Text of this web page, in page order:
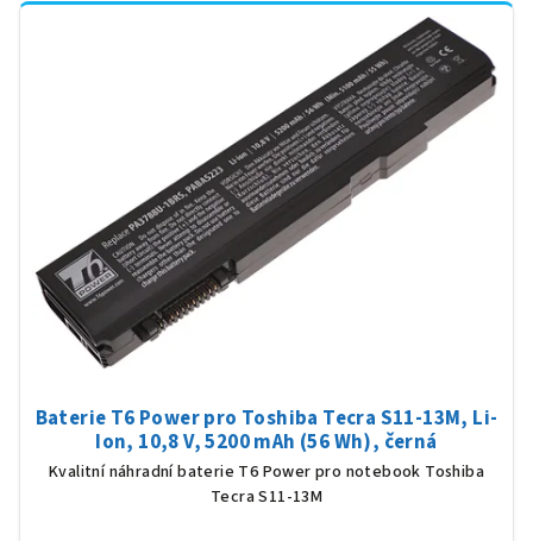
Baterie T6 Power pro Toshiba Tecra S11-13M, Li-
Ion, 10,8 V, 5200 mAh (56 Wh), černá
Kvalitní náhradní baterie T6 Power pro notebook Toshiba
Tecra S11-13M